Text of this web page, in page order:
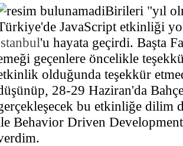
Birileri "yıl
JavaScript etkinliği
'u hayata geçirdi. Başta
geçenlere öncelikle
olduğunda teşekkür
28-29 Haziran'da
bu etkinliğe dilim
Behavior Driven